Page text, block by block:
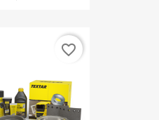
favorite_border